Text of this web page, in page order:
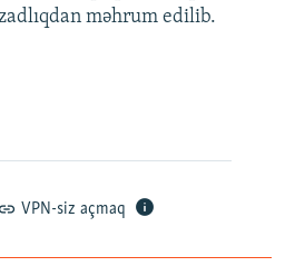
məhrum edilib.
VPN-siz açmaq